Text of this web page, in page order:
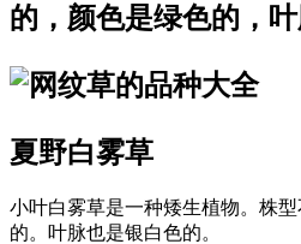
的，颜色是绿色的，
夏野白雾草
小叶白雾草是一种矮生植物。株
的。叶脉也是银白色的。